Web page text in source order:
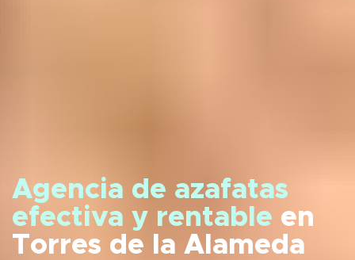
Agencia de azafatas
efectiva y rentable en
Torres de la Alameda